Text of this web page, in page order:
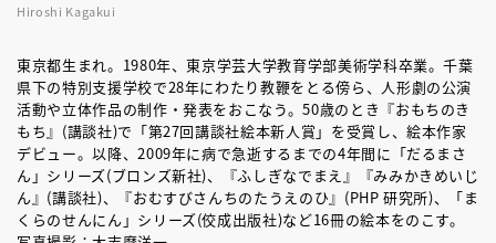
Hiroshi Kagakui
東京都生まれ。1980年、東京学芸大学教育学部美術学科卒業。千葉
県下の特別支援学校で28年にわたり教鞭をとる傍ら、人形劇の公演
活動や立体作品の制作・発表をおこなう。50歳のとき『おもちのき
もち』(講談社)で「第27回講談社絵本新人賞」を受賞し、絵本作家
デビュー。以降、2009年に病で急逝するまでの4年間に「だるまさ
ん」シリーズ(ブロンズ新社)、『ふしぎなでまえ』『みみかきめいじ
ん』(講談社)、『おむすびさんちのたうえのひ』(PHP 研究所)、「ま
くらのせんにん」シリーズ(佼成出版社)など16冊の絵本をのこす。